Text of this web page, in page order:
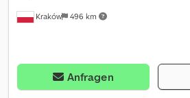
Kraków 496 km
Anfragen